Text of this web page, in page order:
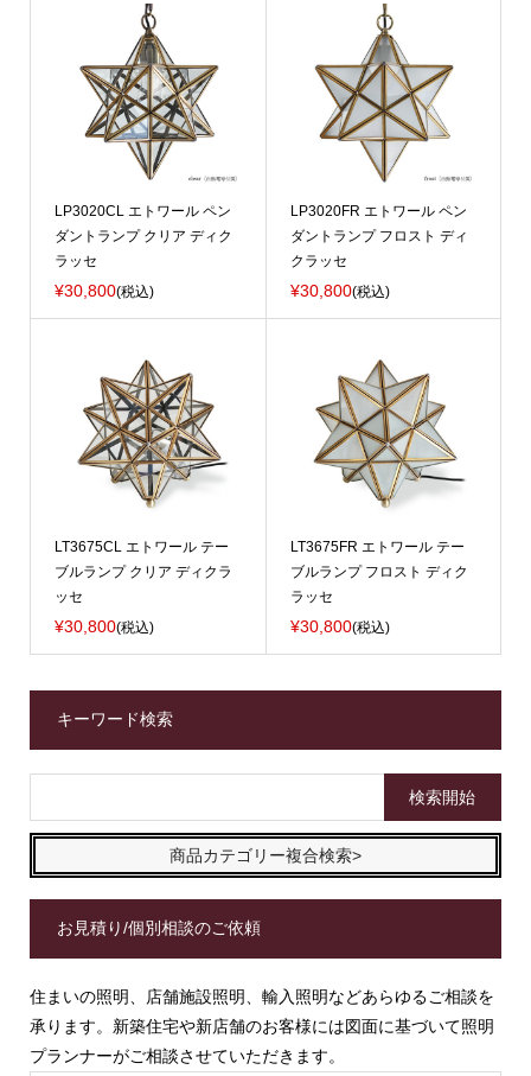
LP3020CL エトワール ペン
ダントランプ クリア ディク
ラッセ
¥30,800(税込)
LP3020FR エトワール ペン
ダントランプ フロスト ディ
クラッセ
¥30,800(税込)
LT3675CL エトワール テー
ブルランプ クリア ディクラ
ッセ
¥30,800(税込)
LT3675FR エトワール テー
ブルランプ フロスト ディク
ラッセ
¥30,800(税込)
キーワード検索
商品カテゴリー複合検索>
お見積り/個別相談のご依頼
住まいの照明、店舗施設照明、輸入照明などあらゆるご相談を
承ります。新築住宅や新店舗のお客様には図面に基づいて照明
プランナーがご相談させていただきます。